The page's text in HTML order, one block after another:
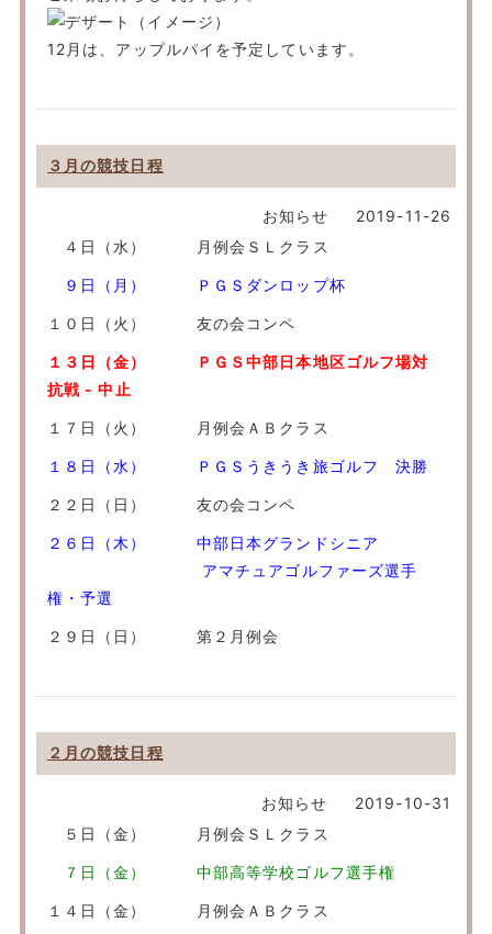
12月は、アップルパイを予定しています。
３月の競技日程
お知らせ
2019-11-26
４日（水） 月例会ＳＬクラス
９日（月） ＰＧＳダンロップ杯
１０日（火） 友の会コンペ
１３日（金） ＰＧＳ中部日本地区ゴルフ場対
抗戦 - 中止
１７日（火） 月例会ＡＢクラス
１８日（水） ＰＧＳうきうき旅ゴルフ 決勝
２２日（日） 友の会コンペ
２６日（木） 中部日本グランドシニア
アマチュアゴルファーズ選手
権・予選
２９日（日） 第２月例会
２月の競技日程
お知らせ
2019-10-31
５日（金） 月例会ＳＬクラス
７日（金） 中部高等学校ゴルフ選手権
１４日（金） 月例会ＡＢクラス